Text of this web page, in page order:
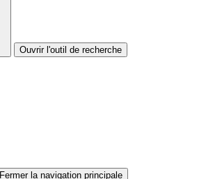
Ouvrir l'outil de recherche
Fermer la navigation principale